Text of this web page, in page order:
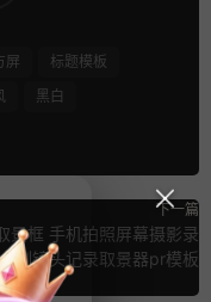
屏
标题模板
黑白
下一篇
景框 手机拍照屏幕摄影录
制镜头记录取景器pr模板